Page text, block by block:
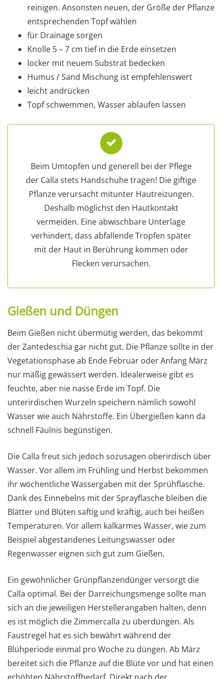
reinigen. Ansonsten neuen, der Größe der Pflanze
entsprechenden Topf wählen
für Drainage sorgen
Knolle 5 – 7 cm tief in die Erde einsetzen
locker mit neuem Substrat bedecken
Humus / Sand Mischung ist empfehlenswert
leicht andrücken
Topf schwemmen, Wasser ablaufen lassen
Beim Umtopfen und generell bei der Pflege
der Calla stets Handschuhe tragen! Die giftige
Pflanze verursacht mitunter Hautreizungen.
Deshalb möglichst den Hautkontakt
vermeiden. Eine abwischbare Unterlage
verhindert, dass abfallende Tropfen später
mit der Haut in Berührung kommen oder
Flecken verursachen.
Gießen und Düngen
Beim Gießen nicht übermütig werden, das bekommt
der Zantedeschia gar nicht gut. Die Pflanze sollte in der
Vegetationsphase ab Ende Februar oder Anfang März
nur mäßig gewässert werden. Idealerweise gibt es
feuchte, aber nie nasse Erde im Topf. Die
unterirdischen Wurzeln speichern nämlich sowohl
Wasser wie auch Nährstoffe. Ein Übergießen kann da
schnell Fäulnis begünstigen.
Die Calla freut sich jedoch sozusagen oberirdisch über
Wasser. Vor allem im Frühling und Herbst bekommen
ihr wöchentliche Wassergaben mit der Sprühflasche.
Dank des Einnebelns mit der Sprayflasche bleiben die
Blätter und Blüten saftig und kräftig, auch bei heißen
Temperaturen. Vor allem kalkarmes Wasser, wie zum
Beispiel abgestandenes Leitungswasser oder
Regenwasser eignen sich gut zum Gießen.
Ein gewöhnlicher Grünpflanzendünger versorgt die
Calla optimal. Bei der Darreichungsmenge sollte man
sich an die jeweiligen Herstellerangaben halten, denn
es ist möglich die Zimmercalla zu überdüngen. Als
Faustregel hat es sich bewährt während der
Blühperiode einmal pro Woche zu düngen. Ab März
bereitet sich die Pflanze auf die Blüte vor und hat einen